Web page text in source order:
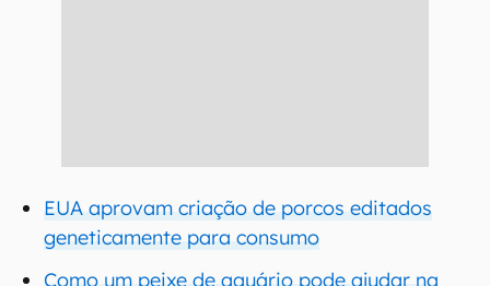
EUA aprovam criação de porcos editados
geneticamente para consumo
Como um peixe de aquário pode ajudar na